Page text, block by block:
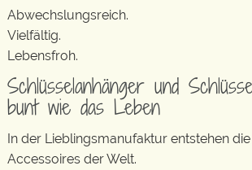
Abwechslungsreich.
Vielfältig.
Lebensfroh.
Schlüsselanhänger und
bunt wie das Leben
In der Lieblingsmanufaktur entstehen
Accessoires der Welt.